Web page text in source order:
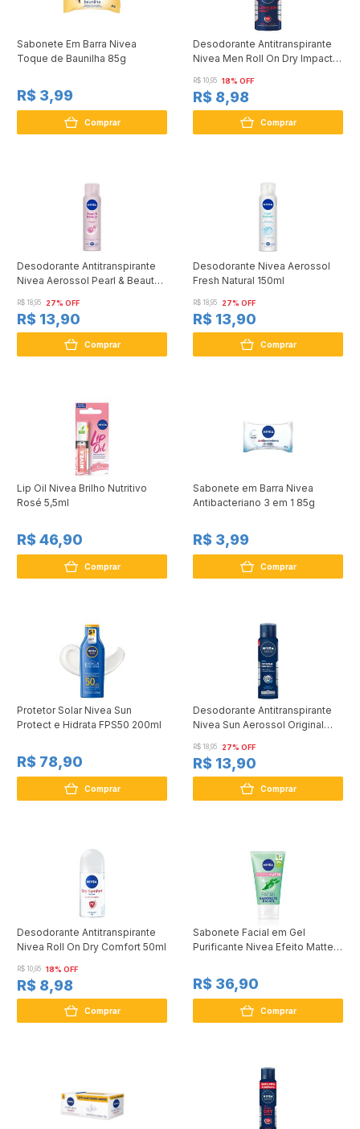
Sabonete Em Barra Nivea
Toque de Baunilha 85g
R$ 3,99
Comprar
Desodorante Antitranspirante
Nivea Men Roll On Dry Impact
R$ 10,95 18% OFF
R$ 8,98
Comprar
Desodorante Antitranspirante
Nivea Aerossol Pearl & Beauty
R$ 18,95 27% OFF
R$ 13,90
Comprar
Desodorante Nivea Aerossol
Fresh Natural 150ml
R$ 18,95 27% OFF
R$ 13,90
Comprar
Lip Oil Nivea Brilho Nutritivo
Rosé 5,5ml
R$ 46,90
Comprar
Sabonete em Barra Nivea
Antibacteriano 3 em 1 85g
R$ 3,99
Comprar
Protetor Solar Nivea Sun
Protect e Hidrata FPS50 200ml
R$ 78,90
Comprar
Desodorante Antitranspirante
Nivea Sun Aerossol Original
R$ 18,95 27% OFF
R$ 13,90
Comprar
Desodorante Antitranspirante
Nivea Roll On Dry Comfort 50ml
R$ 10,95 18% OFF
R$ 8,98
Comprar
Sabonete Facial em Gel
Purificante Nivea Efeito Matte
R$ 36,90
Comprar